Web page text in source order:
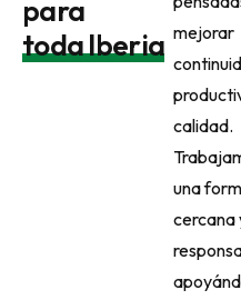
línea.
Acompañamos
a cada
VER SOLUCIÓN
para
toda Iberia mejorar
calidad.
una
cercana